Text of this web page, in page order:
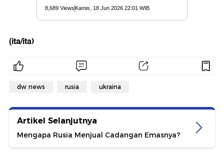
(ita/ita)
dw news rusia ukraina
Artikel Selanjutnya
Mengapa Rusia Menjual Cadangan Emasnya?